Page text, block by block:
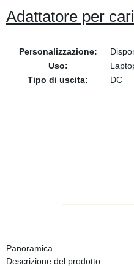
Adattatore per
Personalizzazione:
Uso:
Tipo di uscita:
DC
Panoramica
Descrizione del prodotto